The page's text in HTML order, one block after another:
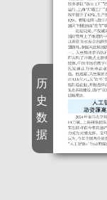
历
史
数
据